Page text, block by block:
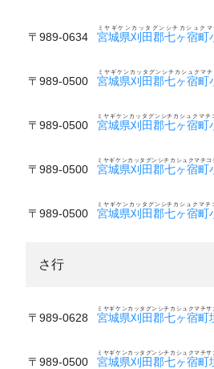
〒989-0634 宮城県刈田郡七ヶ宿町
ミヤギケンカッタグンシチカシュクマ
〒989-0500 宮城県刈田郡七ヶ宿町
ミヤギケンカッタグンシチカシュクマチ
〒989-0500 宮城県刈田郡七ヶ宿町
ミヤギケンカッタグンシチカシュクマチ
〒989-0500 宮城県刈田郡七ヶ宿町
ミヤギケンカッタグンシチカシュクマチコ
〒989-0500 宮城県刈田郡七ヶ宿町
ミヤギケンカッタグンシチカシュクマチ
さ行
〒989-0628 宮城県刈田郡七ヶ宿町
ミヤギケンカッタグンシチカシュクマチサ
〒989-0500 宮城県刈田郡七ヶ宿町
ミヤギケンカッタグンシチカシュクマチサ